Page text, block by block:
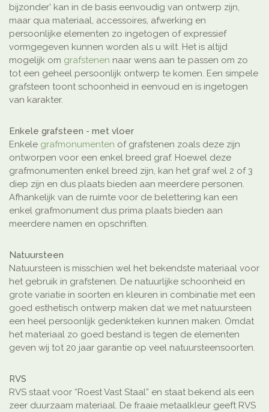
bijzonder’ kan in de basis eenvoudig van ontwerp zijn,
maar qua materiaal, accessoires, afwerking en
persoonlijke elementen zo ingetogen of expressief
vormgegeven kunnen worden als u wilt. Het is altijd
mogelijk om grafstenen naar wens aan te passen om zo
tot een geheel persoonlijk ontwerp te komen. Een simpele
grafsteen toont schoonheid in eenvoud en is ingetogen
van karakter.
Enkele grafsteen - met vloer
Enkele grafmonumenten of grafstenen zoals deze zijn
ontworpen voor een enkel breed graf. Hoewel deze
grafmonumenten enkel breed zijn, kan het graf wel 2 of 3
diep zijn en dus plaats bieden aan meerdere personen.
Afhankelijk van de ruimte voor de belettering kan een
enkel grafmonument dus prima plaats bieden aan
meerdere namen en opschriften.
Natuursteen
Natuursteen is misschien wel het bekendste materiaal voor
het gebruik in grafstenen. De natuurlijke schoonheid en
grote variatie in soorten en kleuren in combinatie met een
goed esthetisch ontwerp maken dat we met natuursteen
een heel persoonlijk gedenkteken kunnen maken. Omdat
het materiaal zo goed bestand is tegen de elementen
geven wij tot 20 jaar garantie op veel natuursteensoorten.
RVS
RVS staat voor “Roest Vast Staal” en staat bekend als een
zeer duurzaam materiaal. De fraaie metaalkleur geeft RVS